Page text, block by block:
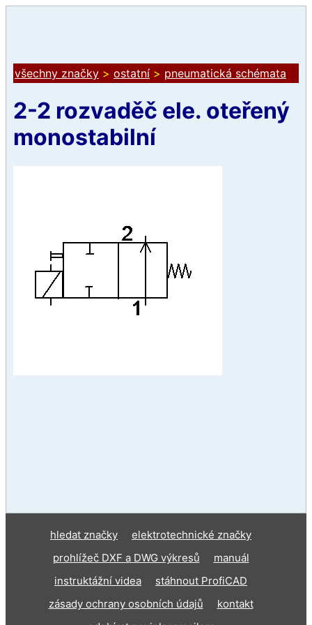
všechny značky > ostatní > pneumatická schémata
2-2 rozvaděč ele. oteřený
monostabilní
hledat značky
elektrotechnické značky
prohlížeč DXF a DWG výkresů
manuál
instruktážní videa
stáhnout ProfiCAD
zásady ochrany osobních údajů
kontakt